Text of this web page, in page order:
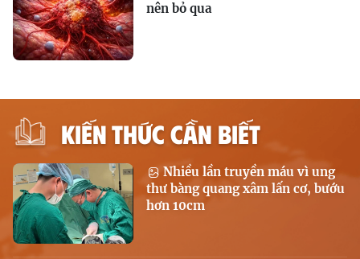
nên bỏ qua
KIẾN THỨC CẦN BIẾT
Nhiều lần truyền máu vì ung
thư bàng quang xâm lấn cơ, bướu
hơn 10cm